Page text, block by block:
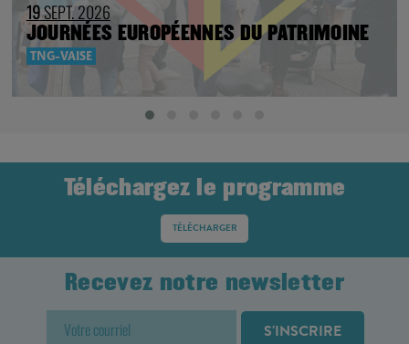
19SEPT. 2026
JOURNÉES EUROPÉENNES DU PATRIMOINE
Téléchargez le programme
TÉLÉCHARGER